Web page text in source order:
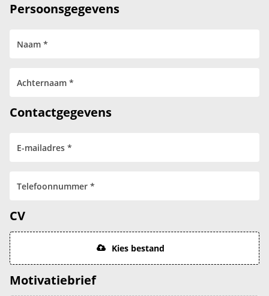
Persoonsgegevens
Contactgegevens
CV
Kies bestand
Motivatiebrief